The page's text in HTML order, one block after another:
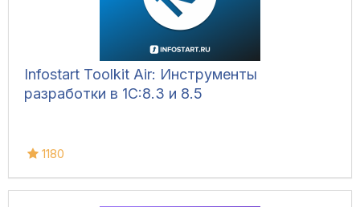
Infostart Toolkit Air: Инструменты
разработки в 1С:8.3 и 8.5
1180